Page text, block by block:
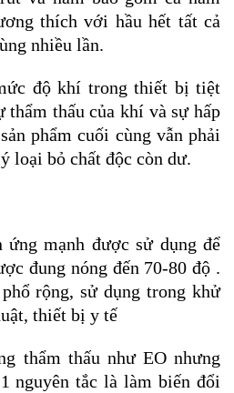
thích với hầu hết tất cả
nhiều lần.
độ khí trong thiết bị tiệt
thẩm thấu của khí và sự hấp
phẩm cuối cùng vẫn phải
loại bỏ chất độc còn dư.
mạnh được sử dụng để
đung nóng đến 70-80 độ .
rộng, sử dụng trong khử
thiết bị y tế
thẩm thấu như EO nhưng
nguyên tắc là làm biến đổi